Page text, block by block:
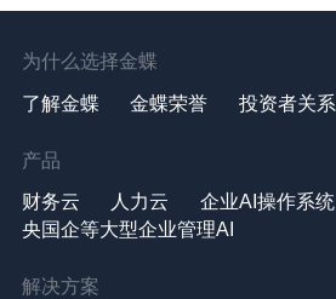
为什么选择金蝶
了解金蝶 金蝶荣誉 投资者关系
产品
财务云 人力云 企业AI操作系统
央国企等大型企业管理AI
解决方案